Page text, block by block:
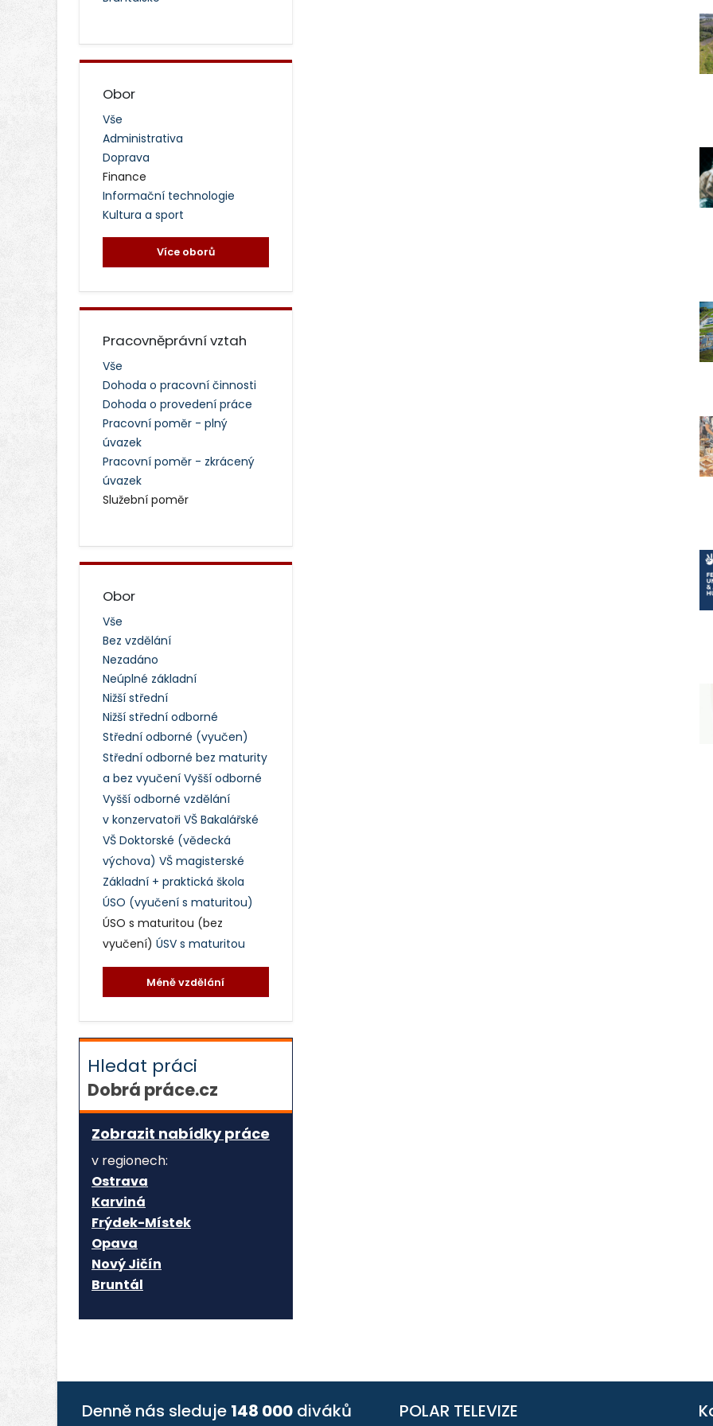
Obor
Vše
Administrativa
Doprava
Finance
Informační technologie
Kultura a sport
Více oborů
Pracovněprávní vztah
Vše
Dohoda o pracovní činnosti
Dohoda o provedení práce
Pracovní poměr - plný
úvazek
Pracovní poměr - zkrácený
úvazek
Služební poměr
Obor
Vše
Bez vzdělání
Nezadáno
Neúplné základní
Nižší střední
Nižší střední odborné
Střední odborné (vyučen)
Střední odborné bez maturity
a bez vyučení Vyšší odborné
Vyšší odborné vzdělání
v konzervatoři VŠ Bakalářské
VŠ Doktorské (vědecká
výchova) VŠ magisterské
Základní + praktická škola
ÚSO (vyučení s maturitou)
ÚSO s maturitou (bez
vyučení) ÚSV s maturitou
Méně vzdělání
Hledat práci
Dobrá práce.cz
Zobrazit nabídky práce
v regionech:
Ostrava
Karviná
Frýdek-Místek
Opava
Nový Jičín
Bruntál
Denně nás sleduje 148 000 diváků POLAR TELEVIZE